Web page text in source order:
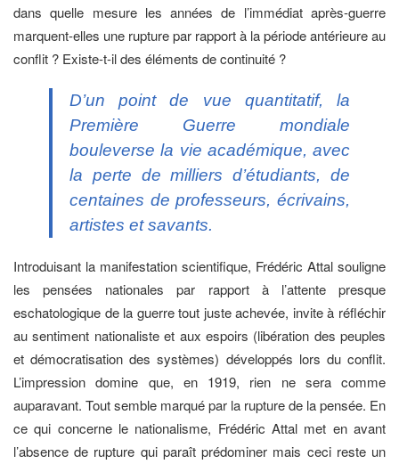
dans quelle mesure les années de l’immédiat après-guerre
marquent-elles une rupture par rapport à la période antérieure au
conflit ? Existe-t-il des éléments de continuité ?
D’un point de vue quantitatif, la
Première Guerre mondiale
bouleverse la vie académique, avec
la perte de milliers d’étudiants, de
centaines de professeurs, écrivains,
artistes et savants.
Introduisant la manifestation scientifique, Frédéric Attal souligne
les pensées nationales par rapport à l’attente presque
eschatologique de la guerre tout juste achevée, invite à réfléchir
au sentiment nationaliste et aux espoirs (libération des peuples
et démocratisation des systèmes) développés lors du conflit.
L’impression domine que, en 1919, rien ne sera comme
auparavant. Tout semble marqué par la rupture de la pensée. En
ce qui concerne le nationalisme, Frédéric Attal met en avant
l’absence de rupture qui paraît prédominer mais ceci reste un